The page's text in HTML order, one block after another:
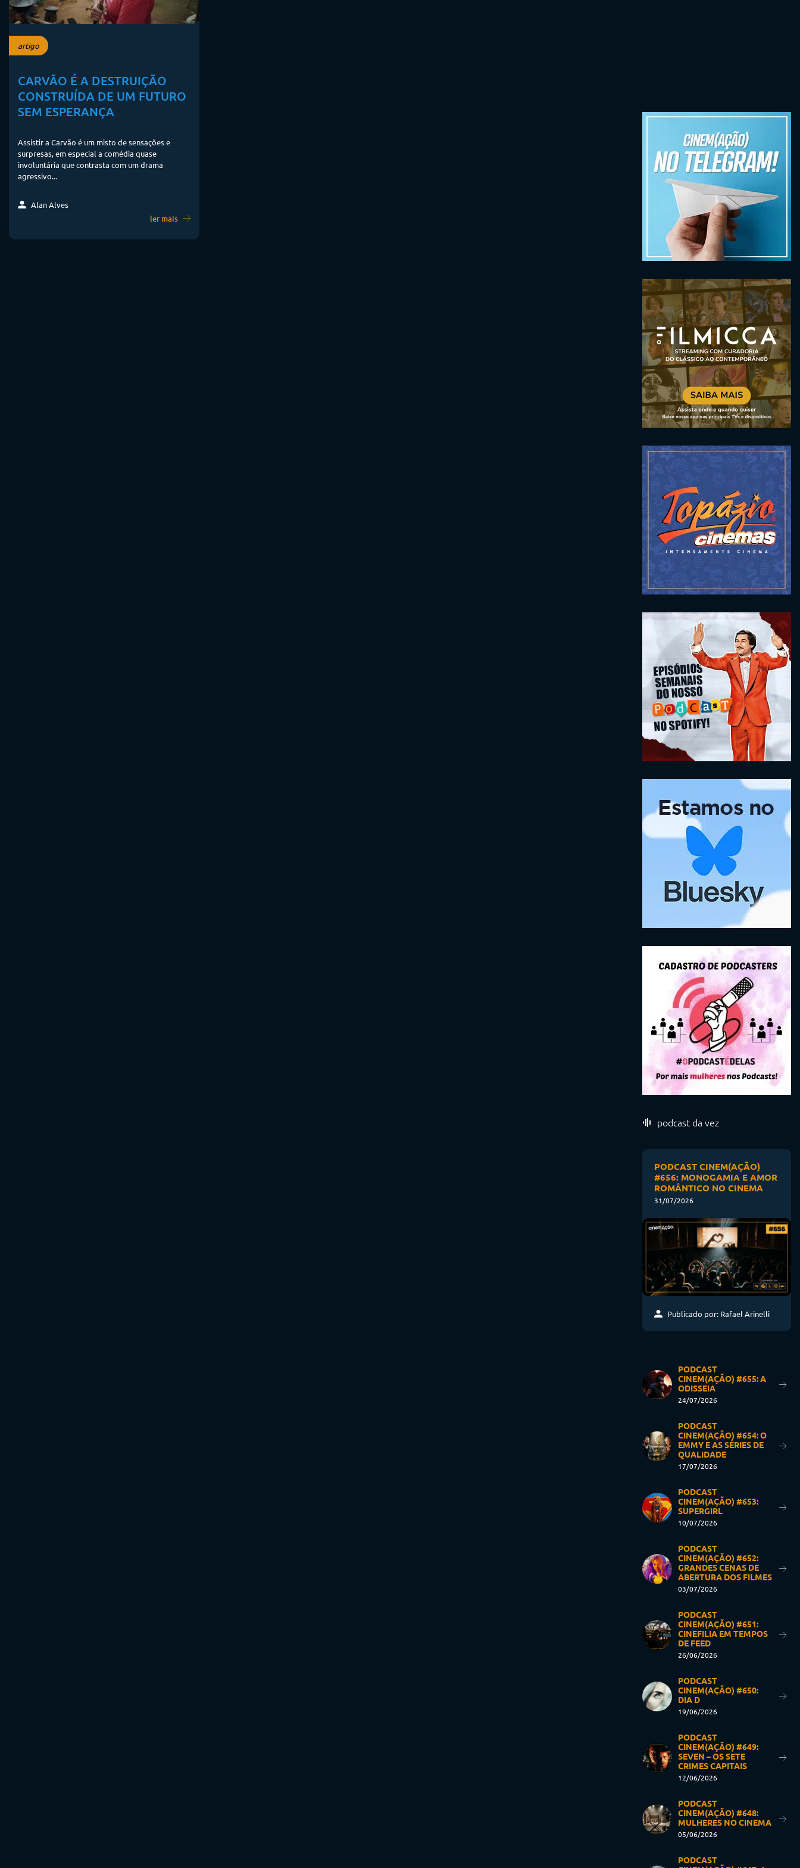
artigo
CARVÃO É A DESTRUIÇÃO
CONSTRUÍDA DE UM FUTURO
SEM ESPERANÇA
Assistir a Carvão é um misto de sensações e
surpresas, em especial a comédia quase
involuntária que contrasta com um drama
agressivo...
Alan Alves
ler mais
podcast da vez
PODCAST CINEM(AÇÃO)
#656: MONOGAMIA E AMOR
ROMÂNTICO NO CINEMA
31/07/2026
Publicado por: Rafael Arinelli
PODCAST
CINEM(AÇÃO) #655: A
ODISSEIA
24/07/2026
PODCAST
CINEM(AÇÃO) #654: O
EMMY E AS SÉRIES DE
QUALIDADE
17/07/2026
PODCAST
CINEM(AÇÃO) #653:
SUPERGIRL
10/07/2026
PODCAST
CINEM(AÇÃO) #652:
GRANDES CENAS DE
ABERTURA DOS FILMES
03/07/2026
PODCAST
CINEM(AÇÃO) #651:
CINEFILIA EM TEMPOS
DE FEED
26/06/2026
PODCAST
CINEM(AÇÃO) #650:
DIA D
19/06/2026
PODCAST
CINEM(AÇÃO) #649:
SEVEN – OS SETE
CRIMES CAPITAIS
12/06/2026
PODCAST
CINEM(AÇÃO) #648:
MULHERES NO CINEMA
05/06/2026
PODCAST